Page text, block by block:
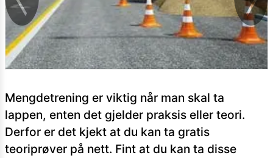
Mengdetrening er viktig når man skal ta
lappen, enten det gjelder praksis eller teori.
Derfor er det kjekt at du kan ta gratis
teoriprøver på nett. Fint at du kan ta disse